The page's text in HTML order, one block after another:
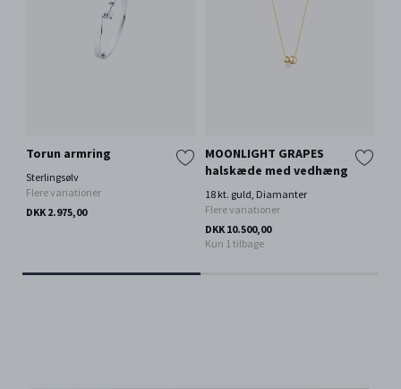
Torun armring
Sterlingsølv
Flere variationer
DKK 2.975,00
MOONLIGHT GRAPES
halskæde med vedhæng
18 kt. guld, Diamanter
Flere variationer
DKK 10.500,00
Kun 1 tilbage